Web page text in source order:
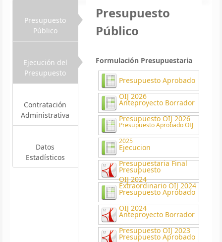
Presupuesto
Público
Ejecución del
Presupuesto
Contratación
Administrativa
Datos
Estadísticos
Presupuesto
Público
Formulación Presupuestaria
Presupuesto Aprobado
OIJ 2026
Anteproyecto Borrador
Presupuesto OIJ 2026
Presupuesto Aprobado OIJ
2025
Ejecucion
Presupuestaria Final
OIJ 2024
Presupuesto
Extraordinario OIJ 2024
Presupuesto Aprobado
OIJ 2024
Anteproyecto Borrador
Presupuesto OIJ 2023
Presupuesto Aprobado